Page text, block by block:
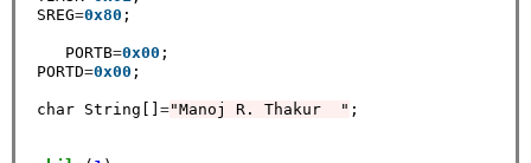
SREG=0x80 ;
    PORTB
=0x00 ;
PORTD=0x00 ;
char String[] ="Manoj R. Thakur  " ;